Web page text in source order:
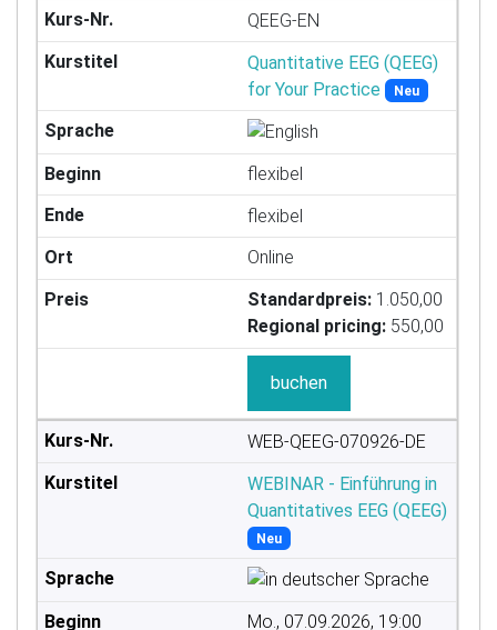
QEEG-EN
Quantitative EEG (QEEG)
for Your Practice
Neu
flexibel
flexibel
Online
Standardpreis: 1.050,00
Regional pricing: 550,00
buchen
WEB-QEEG-070926-DE
WEBINAR - Einführung in
Quantitatives EEG (QEEG)
Neu
Mo., 07.09.2026, 19:00